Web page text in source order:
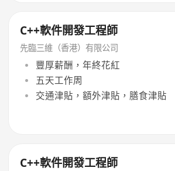
C++軟件開發工程師
先臨三維（香港）有限公司
豐厚薪酬，年終花紅
五天工作周
交通津貼，額外津貼，膳食津貼
C++軟件開發工程師